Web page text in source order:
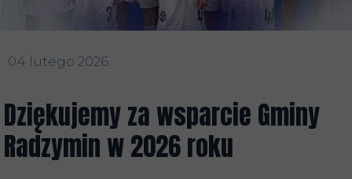
04 lutego 2026
Dziękujemy za wsparcie Gminy
Radzymin w 2026 roku